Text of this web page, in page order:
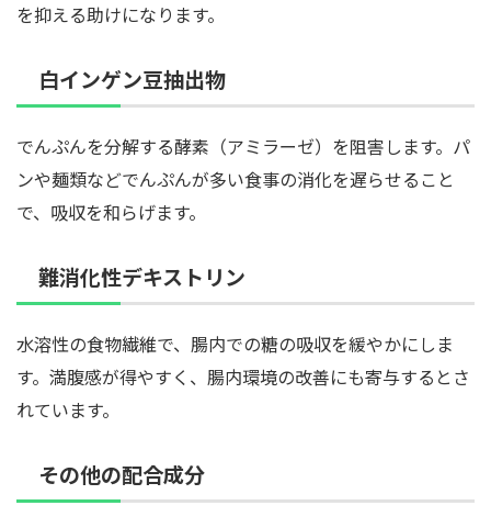
を抑える助けになります。
白インゲン豆抽出物
でんぷんを分解する酵素（アミラーゼ）を阻害します。パ
ンや麺類などでんぷんが多い食事の消化を遅らせること
で、吸収を和らげます。
難消化性デキストリン
水溶性の食物繊維で、腸内での糖の吸収を緩やかにしま
す。満腹感が得やすく、腸内環境の改善にも寄与するとさ
れています。
その他の配合成分